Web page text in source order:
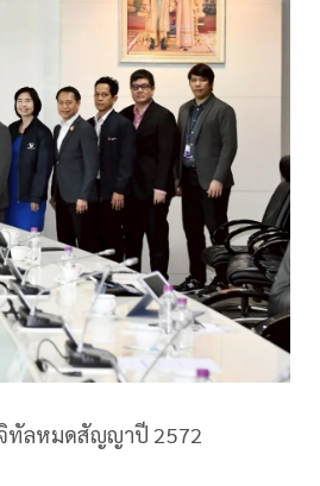
ทัลหมดสัญญาปี 2572